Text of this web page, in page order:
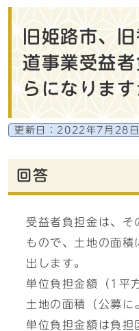
旧姫路市、
道事業受益
らになります
更新日： 2022年7月28日
回答
受益者負担金は、そ
もので、土地の面積
出します。
単位負担金額（1平
土地の面積（公募に
単位負担金額は負担